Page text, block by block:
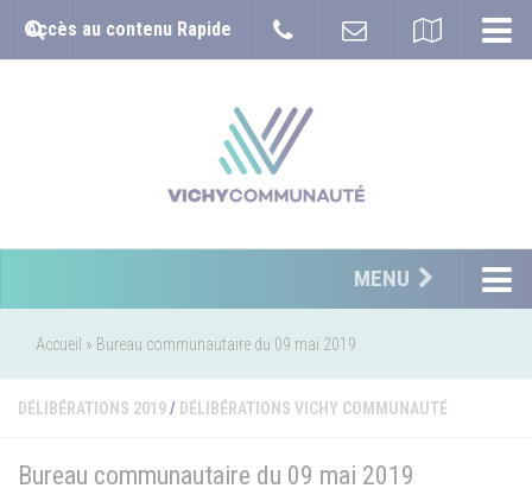
Accès au contenu Rapide
MENU
Accueil » Bureau communautaire du 09 mai 2019
DÉLIBÉRATIONS 2019/ DÉLIBÉRATIONS VICHY COMMUNAUTÉ
Bureau communautaire du 09 mai 2019